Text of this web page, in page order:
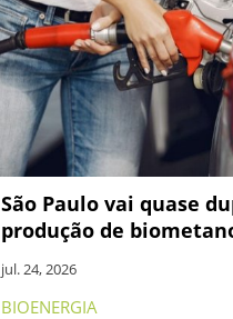
São Paulo vai quase
produção de
jul. 24, 2026
BIOENERGIA